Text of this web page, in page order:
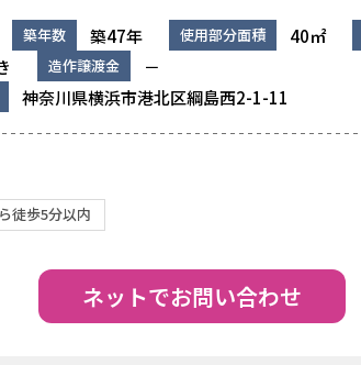
築年数 築47年 使用部分面積 40㎡
造作譲渡金 －
神奈川県横浜市港北区綱島西2-1-11
徒歩5分以内
ネットでお問い合わせ